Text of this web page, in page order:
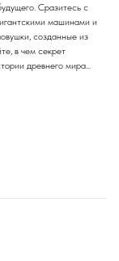
Сразитесь с
машинами и
созданные из
в чем секрет
древнего мира...